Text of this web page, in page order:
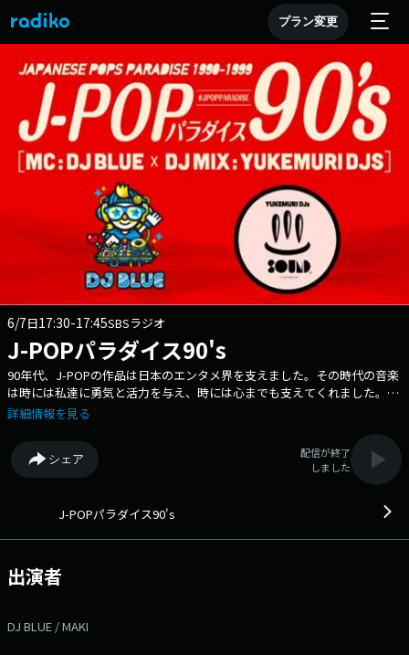
プラン変更
6/7日17:30-17:45SBSラジオ
J-POPパラダイス90's
90年代、J-POPの作品は日本のエンタメ界を支えました。その時代の音楽
は時には私達に勇気と活力を与え、時には心までも支えてくれました。当
時の音楽は「歌詞は覚えてなくても鼻歌で歌える」に喩えられるようにメ
な「音楽バブル」の真っ只中に音楽と共に成長してきた世代に対して忘れ
かけていたあのサウンドを楽しんでいただく番組です。サウンドはDJ
MIX、そして業界通のDJ BLUEならではの視点で当時の音楽に精通するゲ
詳細情報を見る
シェア
配信が終了
しました
J-POPパラダイス90's
出演者
DJ BLUE / MAKI